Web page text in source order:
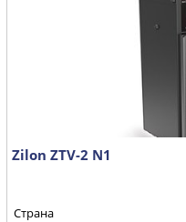
Zilon ZTV-2 N1
Страна